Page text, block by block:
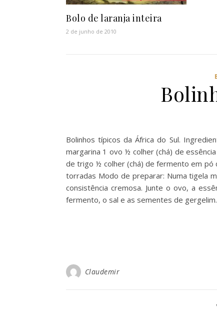
Bolo de laranja inteira
2 de junho de 2010
Bolinhos típicos da África do Sul.
margarina 1 ovo ½ colher (chá) de
de trigo ½ colher (chá) de fermento em pó
torradas Modo de preparar: Numa tigela
consistência cremosa. Junte o ovo, a
fermento, o sal e as sementes de
Claudemir